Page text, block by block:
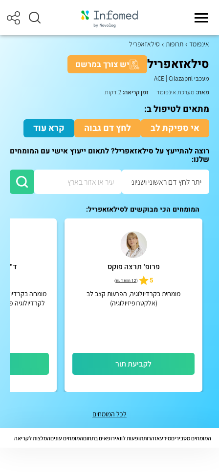
אינפומד תרופות סילאזאפריל
סילאזאפריל יש צורך במרשם
מעכבי ACE Cilazapril
מאת: מערכת אינפומד זמן קריאה:
מתאים לטיפול ב:
אי ספיקת לב
לחץ דם גבוה קרא עוד
רוצה להתייעץ על סילאזאפריל? לתאום ייעוץ אישי עם המומחים
שלנו:
המומחים הכי מבוקשים לסילאזאפריל:
פרופ' תרצה פוקס
5
(12 חוות דעת )
מומחית בקרדיולוגיה, הפרעות קצב לב
(אלקטרופיזיולוגיה)
לקביעת תור
ד"ר
מומחה
לקרדיולוגיה
לכל המומחים
המומחים מסביריםמידעאזהרותתופעות לוואירופאים בתחוםהמומחים עוניםהמלצות לקריאה